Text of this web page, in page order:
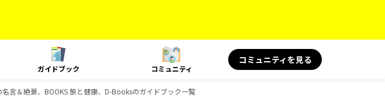
ガイドブック コミュニティ
コミュニティを見る
言＆絶景、BOOKS 旅と健康、D-Booksのガイドブック一覧